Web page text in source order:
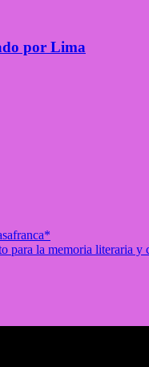
por Lima
para la memoria literaria